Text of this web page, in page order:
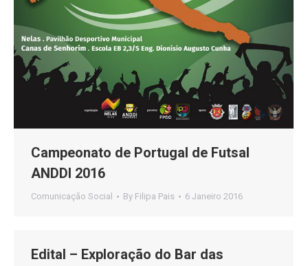
Campeonato de Portugal de Futsal
ANDDI 2016
Comunicação Social By Filipa Pais 6 Janeiro 2016
Edital – Exploração do Bar das